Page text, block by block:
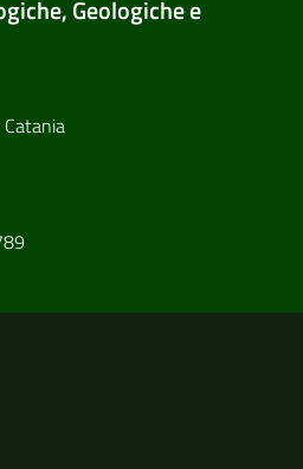
Geologiche e
utili